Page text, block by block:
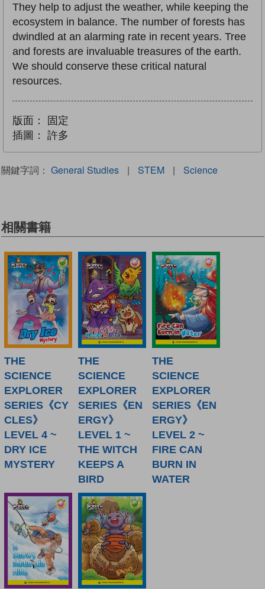
They help to adjust the weather, while keeping the
ecosystem in balance. The number of forests has
dwindled at an alarming rate in recent years. Tree
and forests are invaluable treasures of the earth.
We should conserve these critical natural
resources.
版面：
固定
插圖：
許多
關鍵字詞： General Studies | STEM | Science
相關書籍
THE
SCIENCE
EXPLORER
SERIES《CY
CLES》
LEVEL 4 ~
DRY ICE
MYSTERY
THE
SCIENCE
EXPLORER
SERIES《EN
ERGY》
LEVEL 1 ~
THE WITCH
KEEPS A
BIRD
THE
SCIENCE
EXPLORER
SERIES《EN
ERGY》
LEVEL 2 ~
FIRE CAN
BURN IN
WATER